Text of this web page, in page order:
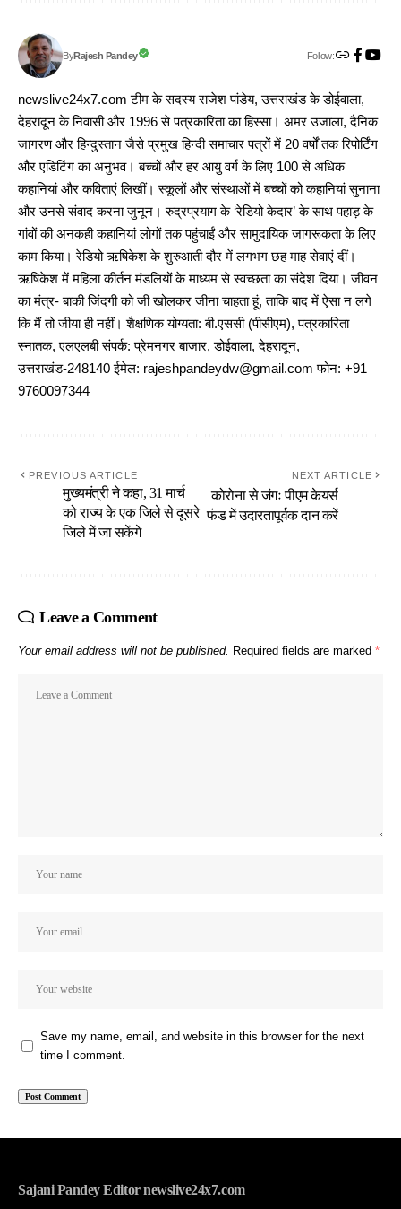
ByRajesh Pandey Follow:
newslive24x7.com टीम के सदस्य राजेश पांडेय, उत्तराखंड के डोईवाला,
देहरादून के निवासी और 1996 से पत्रकारिता का हिस्सा। अमर उजाला, दैनिक
जागरण और हिन्दुस्तान जैसे प्रमुख हिन्दी समाचार पत्रों में 20 वर्षों तक रिपोर्टिंग
और एडिटिंग का अनुभव। बच्चों और हर आयु वर्ग के लिए 100 से अधिक
कहानियां और कविताएं लिखीं। स्कूलों और संस्थाओं में बच्चों को कहानियां सुनाना
और उनसे संवाद करना जुनून। रुद्रप्रयाग के ‘रेडियो केदार’ के साथ पहाड़ के
गांवों की अनकही कहानियां लोगों तक पहुंचाईं और सामुदायिक जागरूकता के लिए
काम किया। रेडियो ऋषिकेश के शुरुआती दौर में लगभग छह माह सेवाएं दीं।
ऋषिकेश में महिला कीर्तन मंडलियों के माध्यम से स्वच्छता का संदेश दिया। जीवन
का मंत्र- बाकी जिंदगी को जी खोलकर जीना चाहता हूं, ताकि बाद में ऐसा न लगे
कि मैं तो जीया ही नहीं। शैक्षणिक योग्यता: बी.एससी (पीसीएम), पत्रकारिता
स्नातक, एलएलबी संपर्क: प्रेमनगर बाजार, डोईवाला, देहरादून,
उत्तराखंड-248140 ईमेल: rajeshpandeydw@gmail.com फोन: +91
9760097344
PREVIOUS ARTICLE
मुख्यमंत्री ने कहा, 31 मार्च
को राज्य के एक जिले से दूसरे
जिले में जा सकेंगे
NEXT ARTICLE
कोरोना से जंगः पीएम केयर्स
फंड में उदारतापूर्वक दान करें
Leave a Comment
Your email address will not be published. Required fields are marked *
Save my name, email, and website in this browser for the next
time I comment.
Sajani Pandey Editor newslive24x7.com